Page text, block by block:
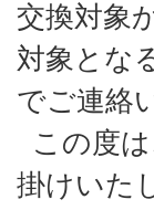
交換対象
対象とな
でご連絡
この度
掛けいた